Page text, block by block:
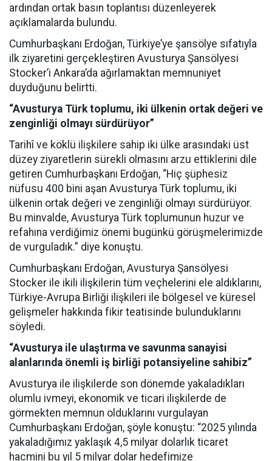
ardından ortak basın toplantısı düzenleyerek
açıklamalarda bulundu.
Cumhurbaşkanı Erdoğan, Türkiye’ye şansölye sıfatıyla
ilk ziyaretini gerçekleştiren Avusturya Şansölyesi
Stocker’i Ankara’da ağırlamaktan memnuniyet
duyduğunu belirtti.
“Avusturya Türk toplumu, iki ülkenin ortak değeri ve
zenginliği olmayı sürdürüyor”
Tarihî ve köklü ilişkilere sahip iki ülke arasındaki üst
düzey ziyaretlerin sürekli olmasını arzu ettiklerini dile
getiren Cumhurbaşkanı Erdoğan, “Hiç şüphesiz
nüfusu 400 bini aşan Avusturya Türk toplumu, iki
ülkenin ortak değeri ve zenginliği olmayı sürdürüyor.
Bu minvalde, Avusturya Türk toplumunun huzur ve
refahına verdiğimiz önemi bugünkü görüşmelerimizde
de vurguladık.” diye konuştu.
Cumhurbaşkanı Erdoğan, Avusturya Şansölyesi
Stocker ile ikili ilişkilerin tüm veçhelerini ele aldıklarını,
Türkiye-Avrupa Birliği ilişkileri ile bölgesel ve küresel
gelişmeler hakkında fikir teatisinde bulunduklarını
söyledi.
“Avusturya ile ulaştırma ve savunma sanayisi
alanlarında önemli iş birliği potansiyeline sahibiz”
Avusturya ile ilişkilerde son dönemde yakaladıkları
olumlu ivmeyi, ekonomik ve ticari ilişkilerde de
görmekten memnun olduklarını vurgulayan
Cumhurbaşkanı Erdoğan, şöyle konuştu: “2025 yılında
yakaladığımız yaklaşık 4,5 milyar dolarlık ticaret
hacmini bu yıl 5 milyar dolar hedefimize